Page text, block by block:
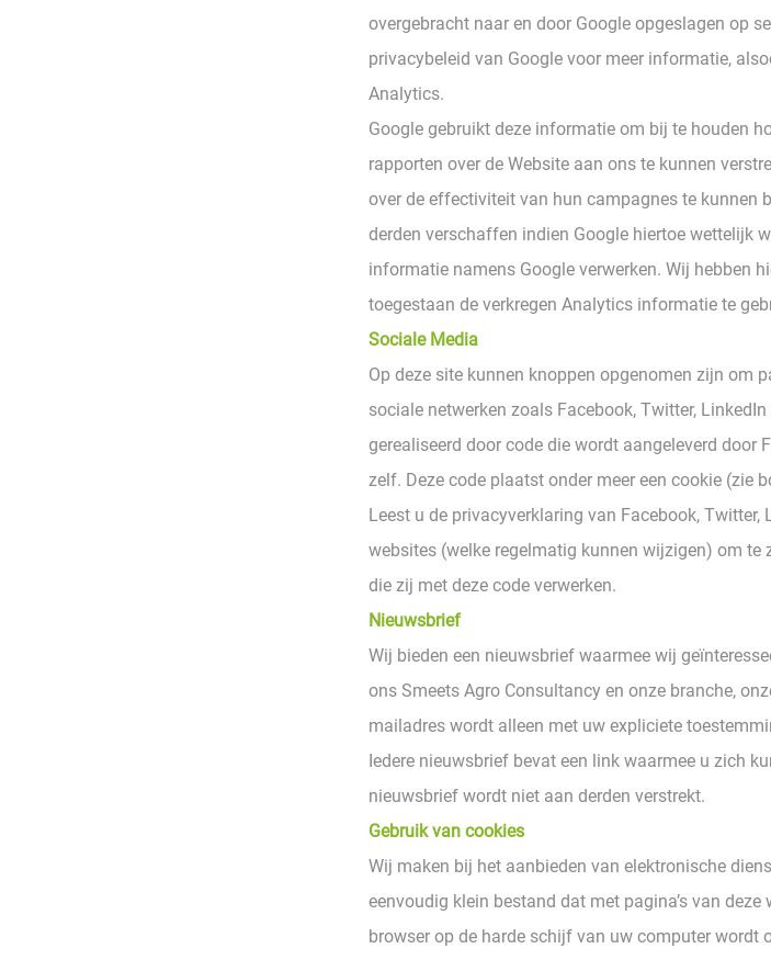
overgebracht naar en door Google opgeslagen op
privacybeleid van Google voor meer informatie,
Analytics.
Google gebruikt deze informatie om bij te houden
rapporten over de Website aan ons te kunnen
over de effectiviteit van hun campagnes te kunnen
derden verschaffen indien Google hiertoe wettelijk
informatie namens Google verwerken. Wij hebben
toegestaan de verkregen Analytics informatie te
Sociale Media
Op deze site kunnen knoppen opgenomen zijn om
sociale netwerken zoals Facebook, Twitter,
gerealiseerd door code die wordt aangeleverd door
zelf. Deze code plaatst onder meer een cookie (zie
Leest u de privacyverklaring van Facebook,
websites (welke regelmatig kunnen wijzigen) om te
die zij met deze code verwerken.
Nieuwsbrief
Wij bieden een nieuwsbrief waarmee wij
ons Smeets Agro Consultancy en onze branche,
mailadres wordt alleen met uw expliciete
Iedere nieuwsbrief bevat een link waarmee u zich
nieuwsbrief wordt niet aan derden verstrekt.
Gebruik van cookies
Wij maken bij het aanbieden van elektronische
eenvoudig klein bestand dat met pagina’s van
browser op de harde schijf van uw computer wordt